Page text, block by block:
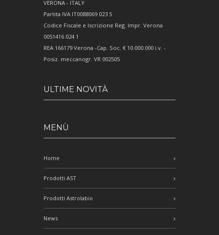
VERONA - ITALY
Partita IVA IT0088069 023 5
Codice Fiscale e Iscrizione Reg. Impr. Verona
0051416 024 1
REA 166179 Verona -Cap. Soc. € 10.000.000 i.v. -
Posiz. meccanogr. VR 002505
ULTIME NOVITÀ
MENÙ
Home
Prodotti AST
Prodotti Astrolabio
News